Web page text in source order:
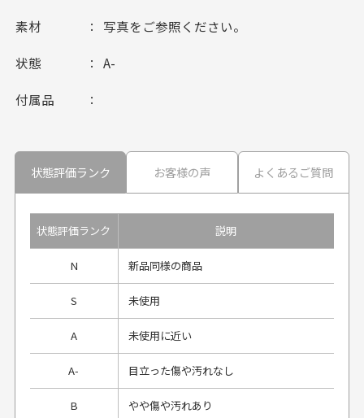
素材 写真をご参照ください。
状態 A-
付属品
状態評価ランク お客様の声 よくあるご質問
状態評価ランク 説明
N 新品同様の商品
S 未使用
A 未使用に近い
A- 目立った傷や汚れなし
B やや傷や汚れあり